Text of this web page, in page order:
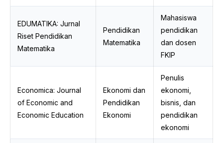
EDUMATIKA: Jurnal
Riset Pendidikan
Matematika
Pendidikan
Matematika
Mahasiswa
pendidikan
dan dosen
FKIP
Economica: Journal
of Economic and
Economic Education
Ekonomi dan
Pendidikan
Ekonomi
Penulis
ekonomi,
bisnis, dan
pendidikan
ekonomi